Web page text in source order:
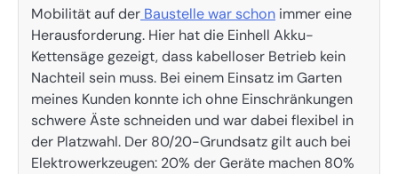
Mobilität auf der Baustelle war schon immer eine
Herausforderung. Hier hat die Einhell Akku-
Kettensäge gezeigt, dass kabelloser Betrieb kein
Nachteil sein muss. Bei einem Einsatz im Garten
meines Kunden konnte ich ohne Einschränkungen
schwere Äste schneiden und war dabei flexibel in
der Platzwahl. Der 80/20-Grundsatz gilt auch bei
Elektrowerkzeugen: 20% der Geräte machen 80%